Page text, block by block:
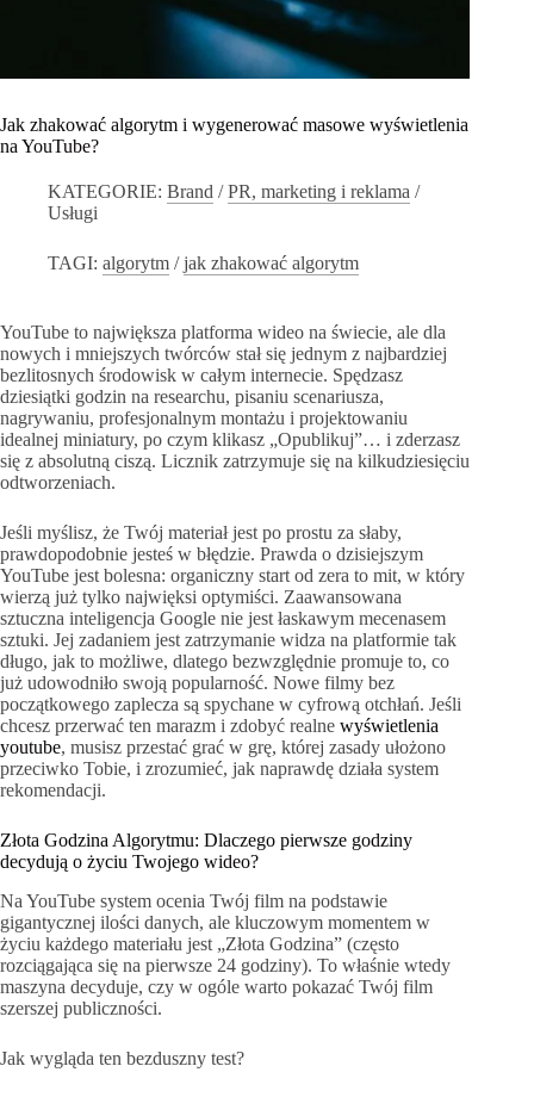
Jak zhakować algorytm i wygenerować masowe wyświetlenia
na YouTube?
KATEGORIE: Brand /PR, marketing i reklama /
Usługi
TAGI: algorytm /jak zhakować algorytm
YouTube to największa platforma wideo na świecie, ale dla
nowych i mniejszych twórców stał się jednym z najbardziej
bezlitosnych środowisk w całym internecie. Spędzasz
dziesiątki godzin na researchu, pisaniu scenariusza,
nagrywaniu, profesjonalnym montażu i projektowaniu
idealnej miniatury, po czym klikasz „Opublikuj”… i zderzasz
się z absolutną ciszą. Licznik zatrzymuje się na kilkudziesięciu
odtworzeniach.
Jeśli myślisz, że Twój materiał jest po prostu za słaby,
prawdopodobnie jesteś w błędzie. Prawda o dzisiejszym
YouTube jest bolesna: organiczny start od zera to mit, w który
wierzą już tylko najwięksi optymiści. Zaawansowana
sztuczna inteligencja Google nie jest łaskawym mecenasem
sztuki. Jej zadaniem jest zatrzymanie widza na platformie tak
długo, jak to możliwe, dlatego bezwzględnie promuje to, co
już udowodniło swoją popularność. Nowe filmy bez
początkowego zaplecza są spychane w cyfrową otchłań. Jeśli
chcesz przerwać ten marazm i zdobyć realne wyświetlenia
youtube, musisz przestać grać w grę, której zasady ułożono
przeciwko Tobie, i zrozumieć, jak naprawdę działa system
rekomendacji.
Złota Godzina Algorytmu: Dlaczego pierwsze godziny
decydują o życiu Twojego wideo?
Na YouTube system ocenia Twój film na podstawie
gigantycznej ilości danych, ale kluczowym momentem w
życiu każdego materiału jest „Złota Godzina” (często
rozciągająca się na pierwsze 24 godziny). To właśnie wtedy
maszyna decyduje, czy w ogóle warto pokazać Twój film
szerszej publiczności.
Jak wygląda ten bezduszny test?